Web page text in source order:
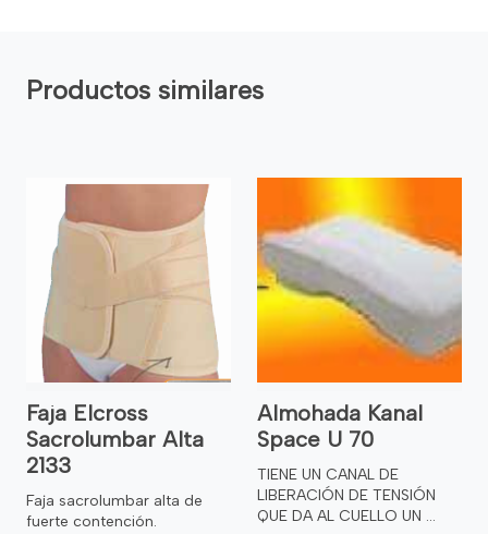
Productos similares
Faja Elcross
Sacrolumbar Alta
2133
Faja sacrolumbar alta de
fuerte contención.
Almohada Kanal
Space U 70
TIENE UN CANAL DE
LIBERACIÓN DE TENSIÓN
QUE DA AL CUELLO UN ...